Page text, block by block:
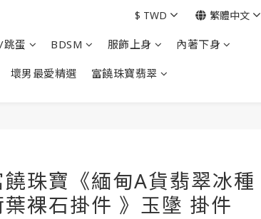
蛋 BDSM 服飾上身 內著下身
壞男最愛精選 富饒珠寶翡翠
$ TWD 繁體中文
饒珠寶《緬甸A貨翡翠冰種
葉裸石掛件 》玉墬 掛件